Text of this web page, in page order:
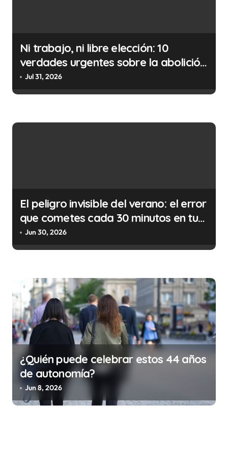
e
t
Ni trabajo, ni libre elección: 10
verdades urgentes sobre la abolición
de la prostitución
Jul 31, 2026
El peligro invisible del verano: el error
que cometes cada 30 minutos en tu
trabajo (y la ilegalidad que te puede
costar la vida)
Jun 30, 2026
¿Quién puede celebrar estos 44 años
de autonomía?
Jun 8, 2026